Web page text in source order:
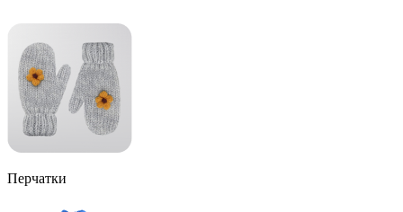
Перчатки